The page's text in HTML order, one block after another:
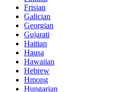
Frisian
Galician
Georgian
Gujarati
Haitian
Hausa
Hawaiian
Hebrew
Hmong
Hungarian